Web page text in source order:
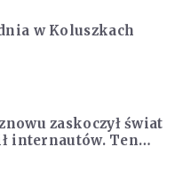
w Koluszkach
zaskoczył świat
internautów. Ten
22 mln wyświetleń!